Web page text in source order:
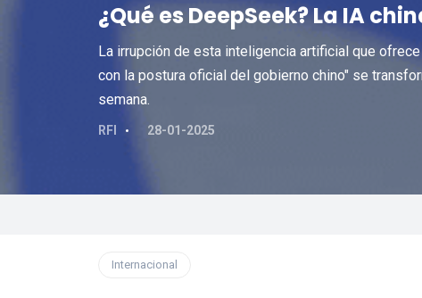
¿Qué es DeepSeek? La IA
La irrupción de esta inteligencia artificial que
con la postura oficial del gobierno chino" se
semana.
RFI 28-01-2025
Internacional